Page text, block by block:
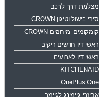
מצלמת דרך לרכב
סירי בישול וטיגון CROWN
קומקומים ומיחמים CROWN
ראשי דיו חדשים ריקים
ראשי דיו לארועים
KITCHENAID
OnePlus One
אביזרי גיימינג לגיימר